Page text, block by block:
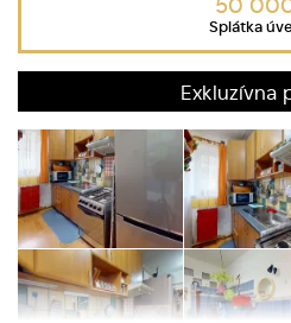
50
Splátka
Exkluzívna